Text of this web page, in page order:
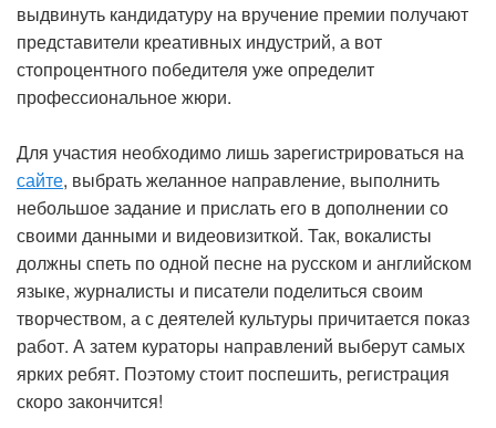
выдвинуть кандидатуру на вручение премии получают
представители креативных индустрий, а вот
стопроцентного победителя уже определит
профессиональное жюри.
Для участия необходимо лишь зарегистрироваться на
сайте, выбрать желанное направление, выполнить
небольшое задание и прислать его в дополнении со
своими данными и видеовизиткой. Так, вокалисты
должны спеть по одной песне на русском и английском
языке, журналисты и писатели поделиться своим
творчеством, а с деятелей культуры причитается показ
работ. А затем кураторы направлений выберут самых
ярких ребят. Поэтому стоит поспешить, регистрация
скоро закончится!